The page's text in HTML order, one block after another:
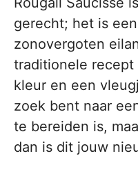
gerecht; het is
zonovergoten
traditionele recept
kleur en een
zoek bent naar
te bereiden is,
dan is dit jouw